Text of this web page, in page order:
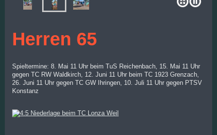
Herren 65
Spieltermine: 8. Mai 11 Uhr beim TuS Reichenbach, 15. Mai 11 Uhr
gegen TC RW Waldkirch, 12. Juni 11 Uhr beim TC 1923 Grenzach,
26. Juni 11 Uhr gegen TC GW Ihringen, 10. Juli 11 Uhr gegen PTSV
Konstanz